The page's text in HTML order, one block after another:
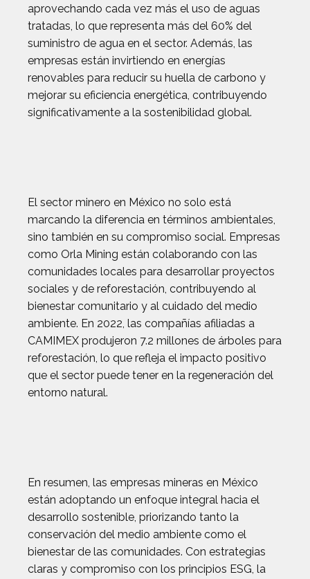
aprovechando cada vez más el uso de aguas
tratadas, lo que representa más del 60% del
suministro de agua en el sector. Además, las
empresas están invirtiendo en energías
renovables para reducir su huella de carbono y
mejorar su eficiencia energética, contribuyendo
significativamente a la sostenibilidad global.
El sector minero en México no solo está
marcando la diferencia en términos ambientales,
sino también en su compromiso social. Empresas
como Orla Mining están colaborando con las
comunidades locales para desarrollar proyectos
sociales y de reforestación, contribuyendo al
bienestar comunitario y al cuidado del medio
ambiente. En 2022, las compañías afiliadas a
CAMIMEX produjeron 7.2 millones de árboles para
reforestación, lo que refleja el impacto positivo
que el sector puede tener en la regeneración del
entorno natural.
En resumen, las empresas mineras en México
están adoptando un enfoque integral hacia el
desarrollo sostenible, priorizando tanto la
conservación del medio ambiente como el
bienestar de las comunidades. Con estrategias
claras y compromiso con los principios ESG, la